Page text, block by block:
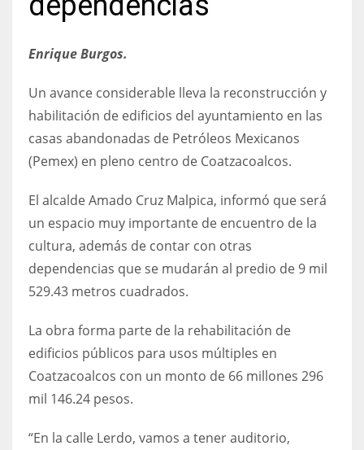
Enrique Burgos.
Un avance considerable lleva la reconstrucción y
habilitación de edificios del ayuntamiento en las
casas abandonadas de Petróleos Mexicanos
(Pemex) en pleno centro de Coatzacoalcos.
El alcalde Amado Cruz Malpica, informó que será
un espacio muy importante de encuentro de la
cultura, además de contar con otras
dependencias que se mudarán al predio de 9 mil
529.43 metros cuadrados.
La obra forma parte de la rehabilitación de
edificios públicos para usos múltiples en
Coatzacoalcos con un monto de 66 millones 296
mil 146.24 pesos.
“En la calle Lerdo, vamos a tener auditorio,